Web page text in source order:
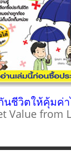
นชีวิตให้คุ้มค่
Value from